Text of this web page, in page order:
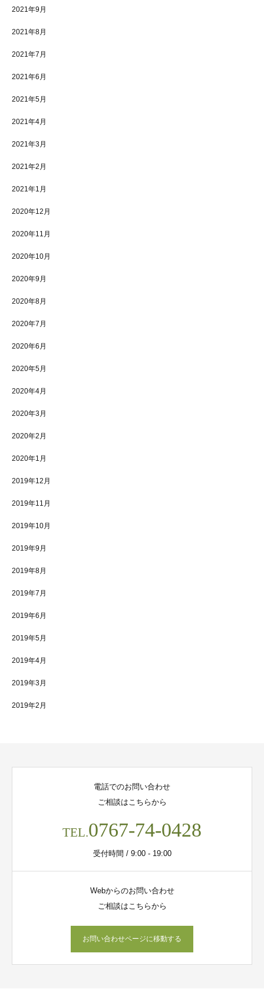
2021年9月
2021年8月
2021年7月
2021年6月
2021年5月
2021年4月
2021年3月
2021年2月
2021年1月
2020年12月
2020年11月
2020年10月
2020年9月
2020年8月
2020年7月
2020年6月
2020年5月
2020年4月
2020年3月
2020年2月
2020年1月
2019年12月
2019年11月
2019年10月
2019年9月
2019年8月
2019年7月
2019年6月
2019年5月
2019年4月
2019年3月
2019年2月
電話でのお問い合わせ
ご相談はこちらから
TEL.0767-74-0428
受付時間 / 9:00 - 19:00
Webからのお問い合わせ
ご相談はこちらから
お問い合わせページに移動する